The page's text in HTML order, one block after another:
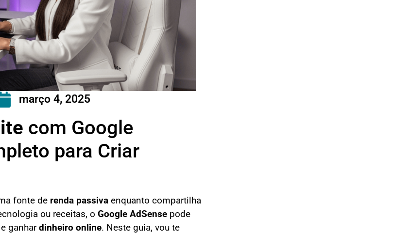
março 4, 2025
com Google
para Criar
fonte de renda passiva enquanto compartilha
ou receitas, o Google AdSense pode
e ganhardinheiro online. Neste guia, vou te